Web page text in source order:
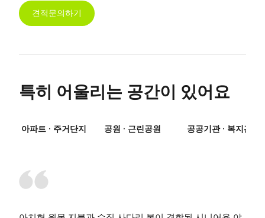
견적문의하기
특히 어울리는 공간이 있어요
아파트 · 주거단지 공원 · 근린공원 공공기관 · 복지관